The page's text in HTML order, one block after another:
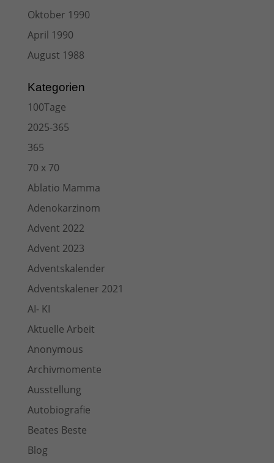
Oktober 1990
April 1990
August 1988
Kategorien
100Tage
2025-365
365
70 x 70
Ablatio Mamma
Adenokarzinom
Advent 2022
Advent 2023
Adventskalender
Adventskalener 2021
AI- KI
Aktuelle Arbeit
Anonymous
Archivmomente
Ausstellung
Autobiografie
Beates Beste
Blog